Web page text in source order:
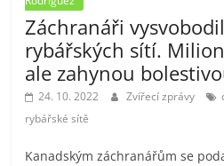
Záchranáři
rybářských sítí.
ale zahynou
24. 10. 2022 Zvířecí zprávy
rybářské sítě
Kanadským záchranářům se